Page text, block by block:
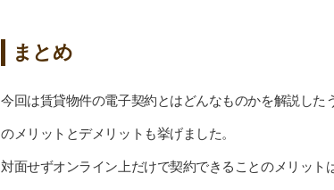
まとめ
今回は賃貸物件の電子契約とはどんなものかを解説した
のメリットとデメリットも挙げました。
対面せずオンライン上だけで契約できることのメリット